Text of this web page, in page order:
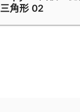
三角形 02